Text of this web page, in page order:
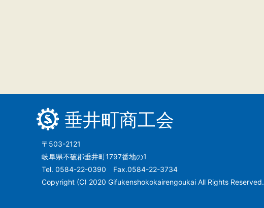
垂井町商工会
〒503-2121
岐阜県不破郡垂井町1797番地の1
Tel. 0584-22-0390 Fax.0584-22-3734
Copyright (C) 2020 Gifukenshokokairengoukai All Rights Reserved.